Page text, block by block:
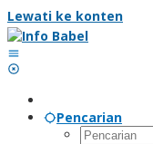
Lewati ke konten
Pencarian